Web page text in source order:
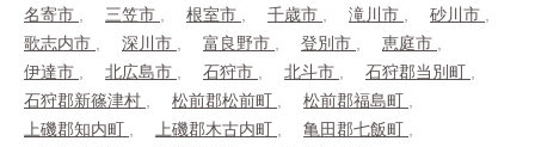
名寄市
三笠市 根室市 千歳市 滝川市
砂川市
歌志内市
深川市 富良野市 登別市
恵庭市
伊達市
北広島市 石狩市 北斗市
石狩郡当別町
石狩郡新篠津村
松前郡松前町
松前郡福島町
上磯郡知内町
上磯郡木古内町
亀田郡七飯町